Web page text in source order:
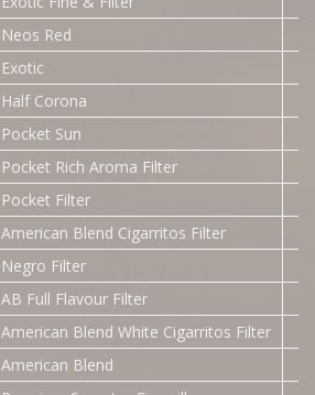
Neos Red
Exotic
Half Corona
Pocket Sun
Pocket Rich Aroma Filter
Pocket Filter
American Blend Cigarritos Filter
Negro Filter
AB Full Flavour Filter
American Blend White Cigarritos Filter
American Blend